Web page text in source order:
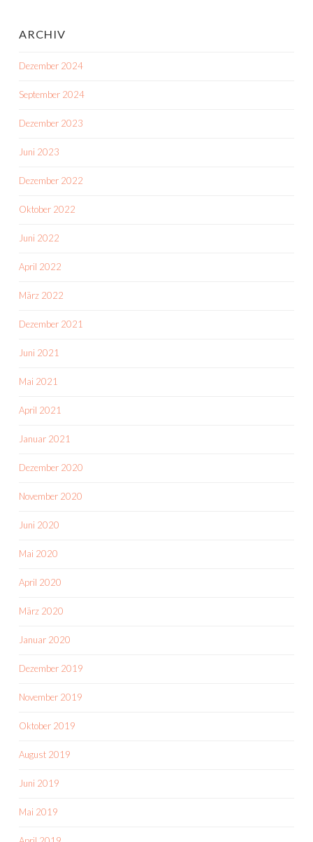
ARCHIV
Dezember 2024
September 2024
Dezember 2023
Juni 2023
Dezember 2022
Oktober 2022
Juni 2022
April 2022
März 2022
Dezember 2021
Juni 2021
Mai 2021
April 2021
Januar 2021
Dezember 2020
November 2020
Juni 2020
Mai 2020
April 2020
März 2020
Januar 2020
Dezember 2019
November 2019
Oktober 2019
August 2019
Juni 2019
Mai 2019